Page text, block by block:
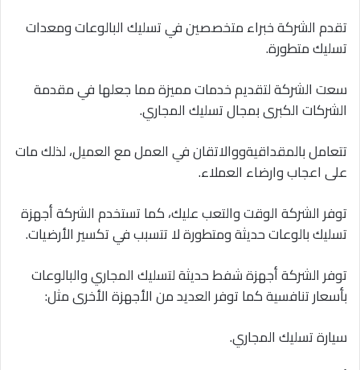
تقدم الشركة خبراء متخصصين في تسليك البالوعات ومعدات
تسليك متطورة.
سعت الشركة لتقديم خدمات مميزة مما جعلها في مقدمة
الشركات الكبرى بمجال تسليك المجاري.
تتعامل بالمقداقيةووالاتقان في العمل مع العميل، لذلك مات
على اعجاب وارضاء العملاء.
توفر الشركة الوقت والتعب عليك، كما تستخدم الشركة أجهزة
تسليك بالوعات حديثة ومتطورة لا تتسبب في تكسير الأرضيات.
توفر الشركة أجهزة شفط حديثة لتسليك المجاري والبالوعات
بأسعار تنافسية كما توفر العديد من الأجهزة الأخرى مثل:
سيارة تسليك المجاري.